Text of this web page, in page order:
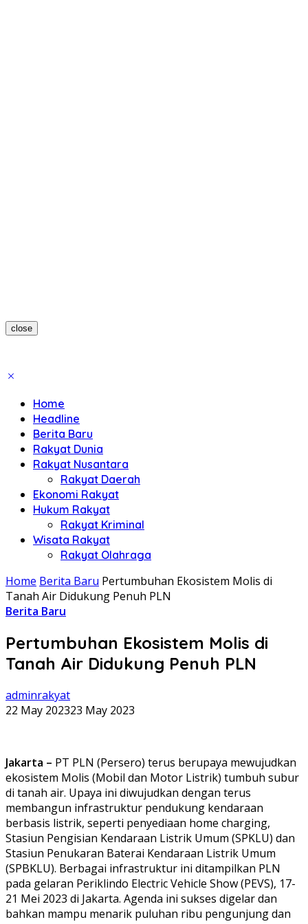
close
Home
Headline
Berita Baru
Rakyat Dunia
Rakyat Nusantara
Rakyat Daerah
Ekonomi Rakyat
Hukum Rakyat
Rakyat Kriminal
Wisata Rakyat
Rakyat Olahraga
Home Berita Baru Pertumbuhan Ekosistem Molis di
Tanah Air Didukung Penuh PLN
Berita Baru
Pertumbuhan Ekosistem Molis di
Tanah Air Didukung Penuh PLN
adminrakyat
22 May 202323 May 2023
Jakarta – PT PLN (Persero) terus berupaya mewujudkan
ekosistem Molis (Mobil dan Motor Listrik) tumbuh subur
di tanah air. Upaya ini diwujudkan dengan terus
membangun infrastruktur pendukung kendaraan
berbasis listrik, seperti penyediaan home charging,
Stasiun Pengisian Kendaraan Listrik Umum (SPKLU) dan
Stasiun Penukaran Baterai Kendaraan Listrik Umum
(SPBKLU). Berbagai infrastruktur ini ditampilkan PLN
pada gelaran Periklindo Electric Vehicle Show (PEVS), 17-
21 Mei 2023 di Jakarta. Agenda ini sukses digelar dan
bahkan mampu menarik puluhan ribu pengunjung dan